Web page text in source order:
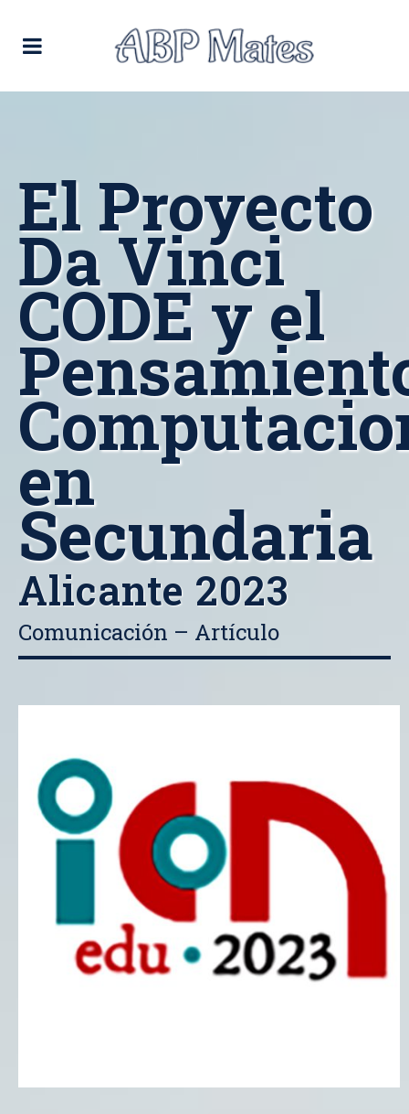
El Proyecto
Da Vinci
CODE y el
en
Secundaria
Alicante 2023
Comunicación – Artículo